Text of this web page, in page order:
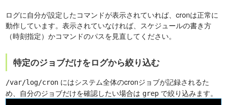
ログに自分が設定したコマンドが表示されていれば、cronは正常に
動作しています。表示されていなければ、スケジュールの書き方
（時刻指定）かコマンドのパスを見直してください。
特定のジョブだけをログから絞り込む
/var/log/cron にはシステム全体のcronジョブが記録されるた
め、自分のジョブだけを確認したい場合は grep で絞り込みます。